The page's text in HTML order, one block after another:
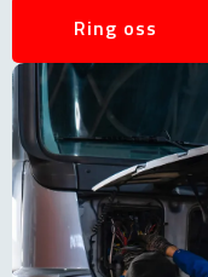
Ring oss